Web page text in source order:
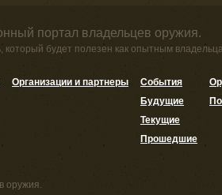
портал владельцев оружия.
который будет полезен как опытным
Организации и партнеры
События
Будущие
Текущие
Прошедшие
оружия.